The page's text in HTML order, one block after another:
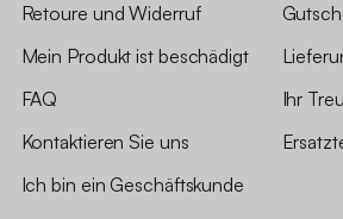
Retoure und Widerruf
Mein Produkt ist beschädigt
FAQ
Kontaktieren Sie uns
Ich bin ein Geschäftskunde
Ihr